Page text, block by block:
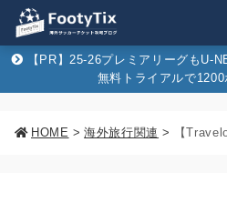
【PR】25-26プレミアリーグもU-
無料トライアルで
HOME > 海外旅行関連 >